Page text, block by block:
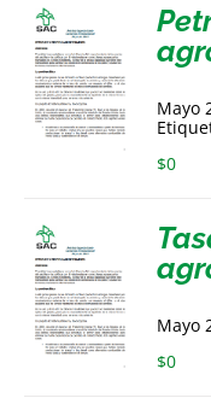
Mayo
$0
Mayo
$0